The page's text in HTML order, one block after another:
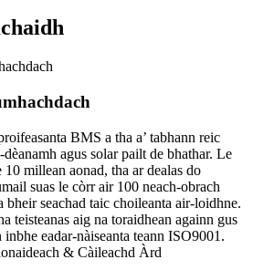
BMS a tha a’ tabhann reic
agus solar pailt de bhathar. Le
millean aonad, tha ar dealas do
suas le còrr air 100 neach-obrach
bheir seachad taic choileanta air-loidhne.
teisteanas aig na toraidhean againn gus
eadar-nàiseanta teann ISO9001.